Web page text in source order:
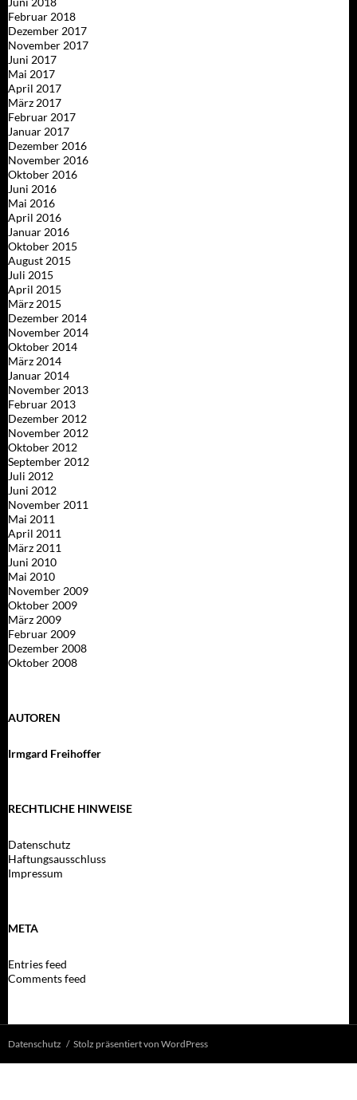
Februar 2018
Dezember 2017
November 2017
Juni 2017
Mai 2017
April 2017
März 2017
Februar 2017
Januar 2017
Dezember 2016
November 2016
Oktober 2016
Juni 2016
Mai 2016
April 2016
Januar 2016
Oktober 2015
August 2015
Juli 2015
April 2015
März 2015
Dezember 2014
November 2014
Oktober 2014
März 2014
Januar 2014
November 2013
Februar 2013
Dezember 2012
November 2012
Oktober 2012
September 2012
Juli 2012
Juni 2012
November 2011
Mai 2011
April 2011
März 2011
Juni 2010
Mai 2010
November 2009
Oktober 2009
März 2009
Februar 2009
Dezember 2008
Oktober 2008
AUTOREN
Irmgard Freihoffer
RECHTLICHE HINWEISE
Datenschutz
Haftungsausschluss
Impressum
META
Entries feed
Comments feed
Datenschutz Stolz präsentiert von WordPress